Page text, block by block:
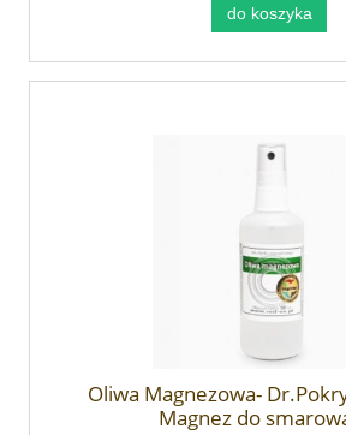
do koszyka
Oliwa Magnezowa-
Magnez do